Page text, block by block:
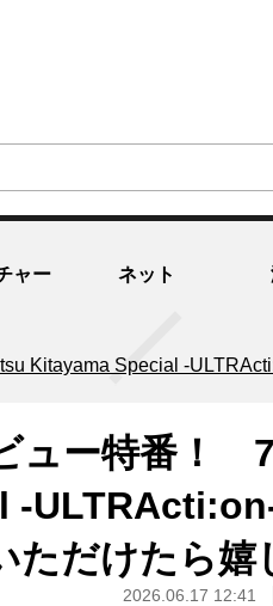
ャー ネット
Kitayama Special -
ュー特番！
-
ただけたら嬉
2026.06.17 12:41